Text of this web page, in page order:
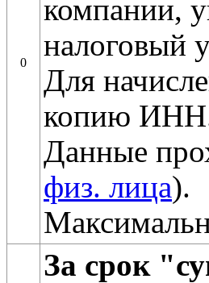
0
компании,
налоговый
Для
копию
Данные
физ. лица).
За срок